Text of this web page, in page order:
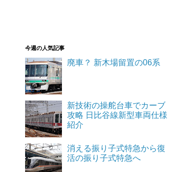
今週の人気記事
廃車？ 新木場留置の06系
新技術の操舵台車でカーブ
攻略 日比谷線新型車両仕様
紹介
消える振り子式特急から復
活の振り子式特急へ